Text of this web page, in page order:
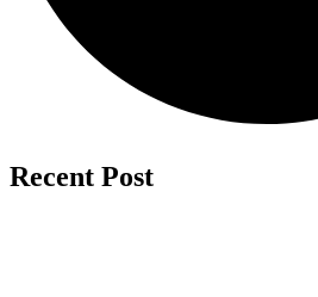
Recent Post